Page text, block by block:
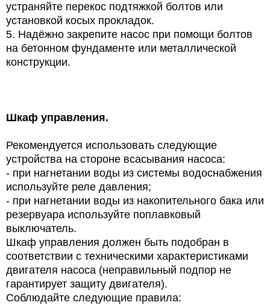
устраняйте перекос подтяжкой болтов или
установкой косых прокладок.
5. Надёжно закрепите насос при помощи болтов
на бетонном фундаменте или металлической
конструкции.
Шкаф управления.
Рекомендуется использовать следующие
устройства на стороне всасывания насоса:
- при нагнетании воды из системы водоснабжения
используйте реле давления;
- при нагнетании воды из накопительного бака или
резервуара используйте поплавковый
выключатель.
Шкаф управления должен быть подобран в
соответствии с техническими характеристиками
двигателя насоса (неправильный подпор не
гарантирует защиту двигателя).
Соблюдайте следующие правила: